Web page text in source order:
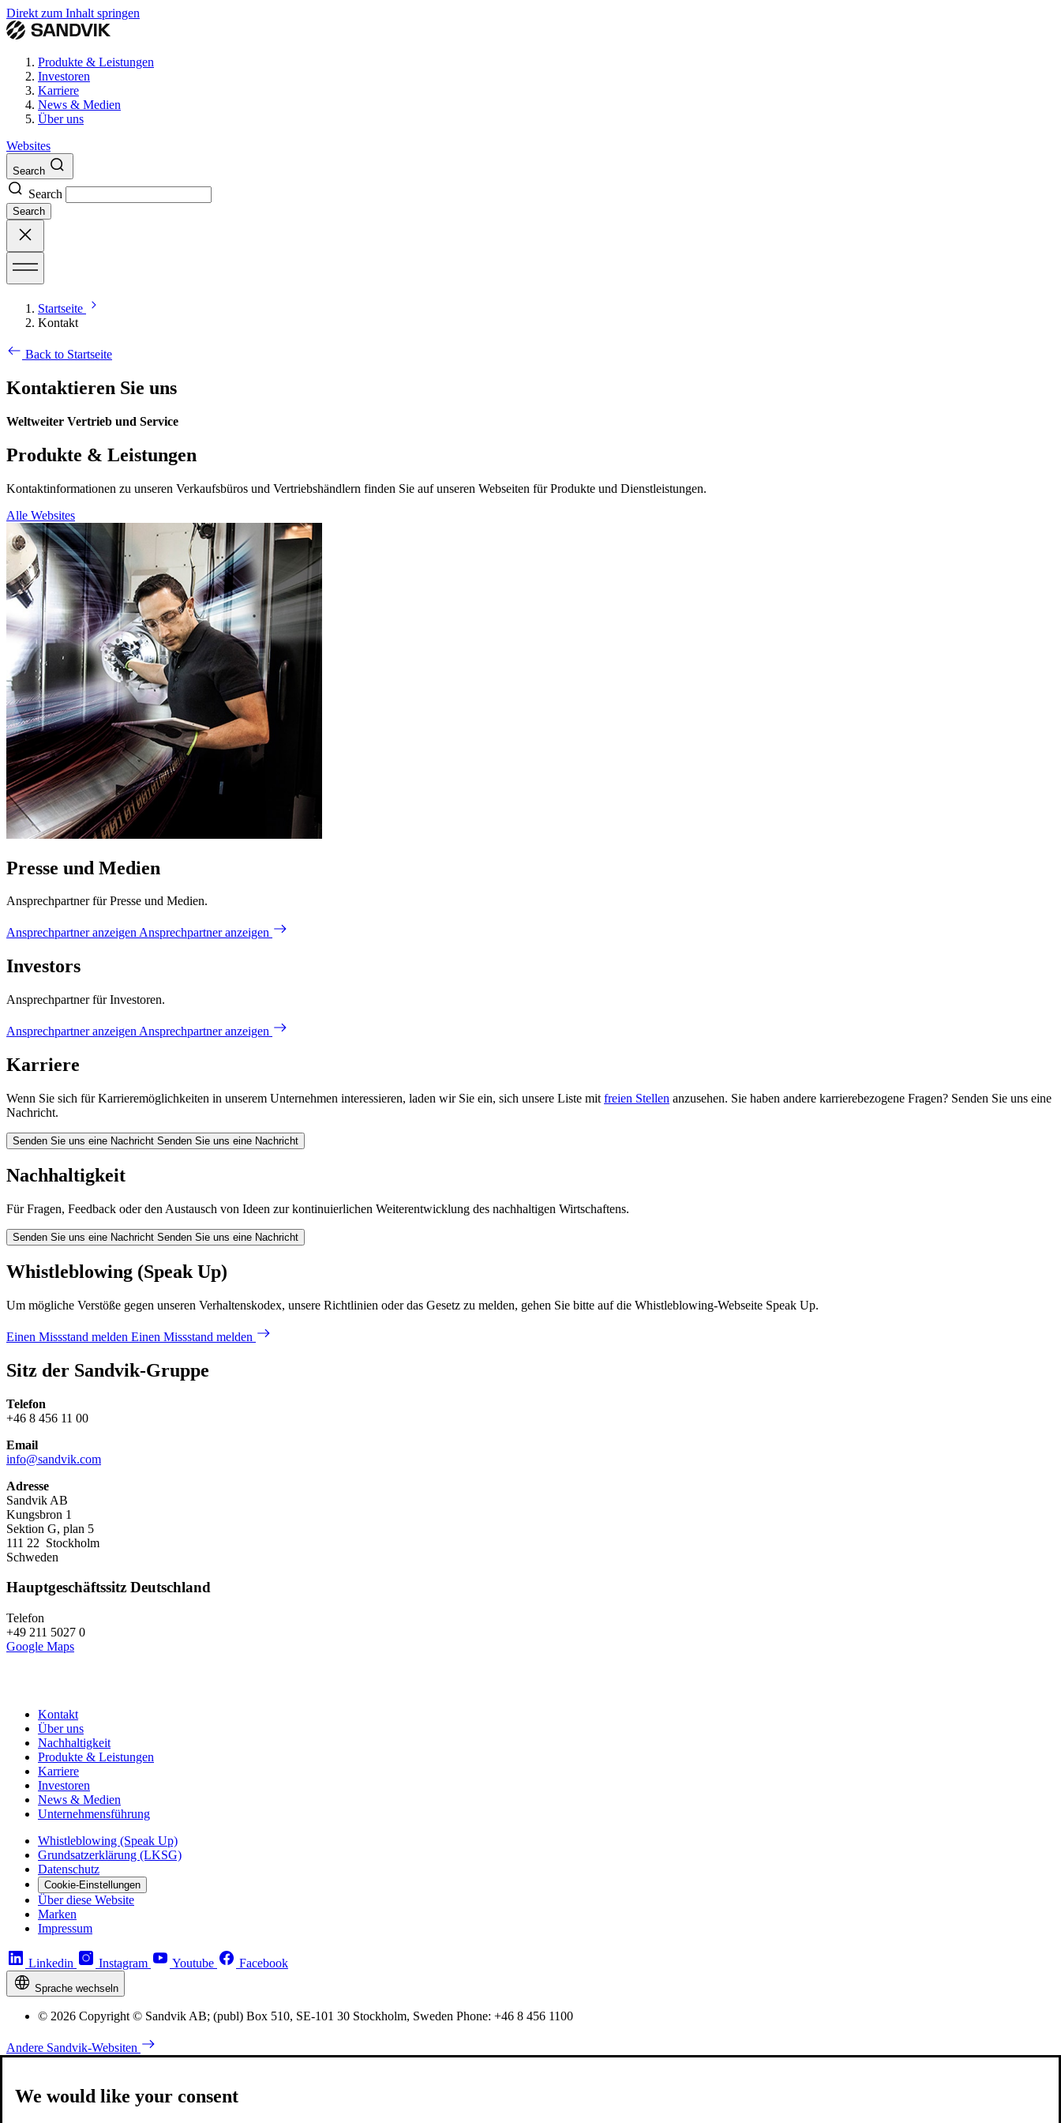
Direkt zum Inhalt springen
Produkte & Leistungen
Investoren
Karriere
News & Medien
Über uns
Websites
Search
Search
Search
Startseite
Kontakt
Back to Startseite
Kontaktieren Sie uns
Weltweiter Vertrieb und Service
Produkte & Leistungen
Kontaktinformationen zu unseren Verkaufsbüros und Vertriebshändlern finden Sie auf unseren Webseiten für Produkte und Dienstleistungen.
Alle Websites
Presse und Medien
Ansprechpartner für Presse und Medien.
Ansprechpartner anzeigenAnsprechpartner anzeigen
Investors
Ansprechpartner für Investoren.
Ansprechpartner anzeigen Ansprechpartner anzeigen
Karriere
Wenn Sie sich für Karrieremöglichkeiten in unserem Unternehmen interessieren, laden wir Sie ein, sich unsere Liste mit freien Stellen anzusehen. Sie haben andere karrierebezogene Fragen? Senden Sie uns eine
Nachricht.
Senden Sie uns eine Nachricht Senden Sie uns eine Nachricht
Nachhaltigkeit
Für Fragen, Feedback oder den Austausch von Ideen zur kontinuierlichen Weiterentwicklung des nachhaltigen Wirtschaftens.
Senden Sie uns eine Nachricht Senden Sie uns eine Nachricht
Whistleblowing (Speak Up)
Um mögliche Verstöße gegen unseren Verhaltenskodex, unsere Richtlinien oder das Gesetz zu melden, gehen Sie bitte auf die Whistleblowing-Webseite Speak Up.
Einen Missstand melden Einen Missstand melden
Sitz der Sandvik-Gruppe
Telefon
+46 8 456 11 00
Email
info@sandvik.com
Adresse
Sandvik AB
Kungsbron 1
Sektion G, plan 5
111 22 Stockholm
Schweden
Hauptgeschäftssitz Deutschland
Telefon
+49 211 5027 0
Google Maps
Kontakt
Über uns
Nachhaltigkeit
Produkte & Leistungen
Karriere
Investoren
News & Medien
Unternehmensführung
Whistleblowing (Speak Up)
Grundsatzerklärung (LKSG)
Datenschutz
Cookie-Einstellungen
Über diese Website
Marken
Impressum
Linkedin Instagram Youtube Facebook
Sprache wechseln
© 2026 Copyright © Sandvik AB; (publ) Box 510, SE-101 30 Stockholm, Sweden Phone: +46 8 456 1100
Andere Sandvik-Websiten
We would like your consent